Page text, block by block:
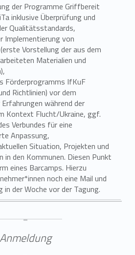
der Programme Griffbereit
inklusive Überprüfung und
Qualitätsstandards,
Implementierung von
Vorstellung der aus dem
Materialien und
Förderprogramms IfKuF
Richtlinien) vor dem
während der
Kontext Flucht/Ukraine, ggf.
Verbundes für eine
Anpassung,
Situation, Projekten und
in den Kommunen. Diesen Punkt
eines Barcamps. Hierzu
noch eine Mail und
der Woche vor der Tagung.
Anmeldung